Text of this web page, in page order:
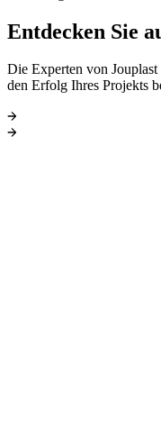
Entdecken Sie
Die Experten von
den Erfolg Ihres Projekts